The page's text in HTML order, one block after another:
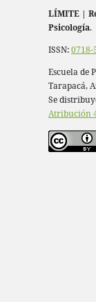
LÍMITE |
Psicología.
ISSN:0718-
Escuela de
Tarapacá,
Se
Atribución